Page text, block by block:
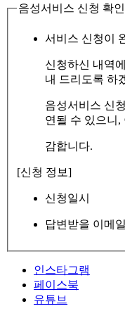
음성서비스 신청 확인
서비스 신청이
신청하신 내역
내 드리도록 하
음성서비스 신
연될 수 있으니,
감합니다.
[신청 정보]
신청일시
답변받을 이메일
인스타그램
페이스북
유튜브